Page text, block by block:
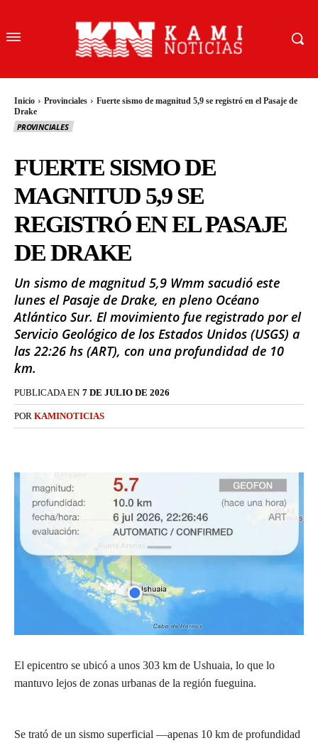
Inicio Provinciales
Fuerte sismo de magnitud 5,9 se registró en el Pasaje de
Drake
PROVINCIALES
FUERTE SISMO DE
MAGNITUD 5,9 SE
REGISTRÓ EN EL PASAJE
DE DRAKE
Un sismo de magnitud 5,9 Wmm sacudió este
lunes el Pasaje de Drake, en pleno Océano
Atlántico Sur. El movimiento fue registrado por el
Servicio Geológico de los Estados Unidos (USGS) a
las 22:26 hs (ART), con una profundidad de 10
km.
PUBLICADA EN 7 DE JULIO DE 2026
POR KAMINOTICIAS
El epicentro se ubicó a unos 303 km de Ushuaia, lo que lo
mantuvo lejos de zonas urbanas de la región fueguina.
Se trató de un sismo superficial —apenas 10 km de profundidad